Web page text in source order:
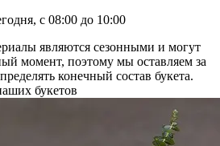
с 08:00 до 10:00
являются сезонными и могут
момент, поэтому мы оставляем за
конечный состав букета.
букетов